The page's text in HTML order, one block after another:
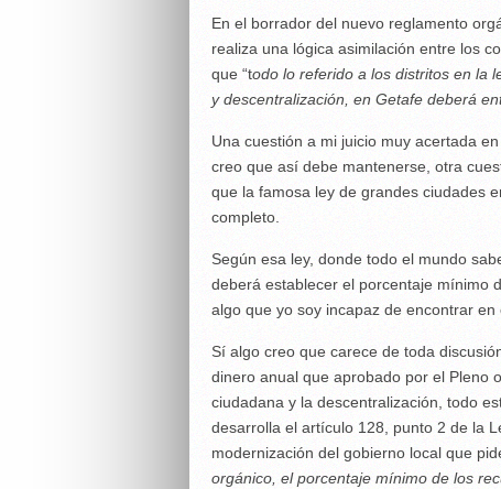
En el borrador del nuevo reglamento
realiza una lógica asimilación entre los
que “todo lo referido a los distritos en la
y descentralización, en Getafe deberá
Una cuestión a mi juicio muy acertada
creo que así debe mantenerse, otra
que la famosa ley de grandes ciudades
completo.
Según esa ley, donde todo el mundo
deberá establecer el porcentaje mínimo
algo que yo soy incapaz de encontrar
Sí algo creo que carece de toda
dinero anual que aprobado por el Pleno
ciudadana y la descentralización, todo
desarrolla el artículo 128, punto 2 de la
modernización del gobierno local que
orgánico, el porcentaje mínimo de los